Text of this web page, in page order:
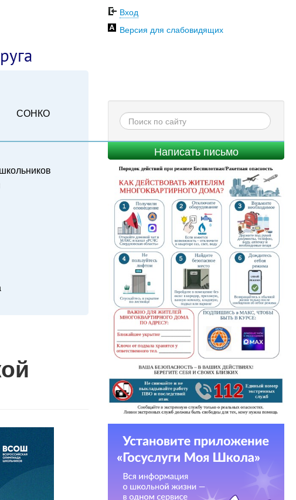
СОНКО
Вход
Версия для слабовидящих
Написать письмо